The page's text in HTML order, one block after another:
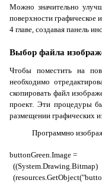
Можно значительно
поверхности
4 главе, создавая панель
Выбор файла
Чтобы поместить на
необходимо
скопировать файл
проект. Эти процедуры
размещении графических
Программно
buttonGreen.Image =
((System.Drawing.Bitmap)